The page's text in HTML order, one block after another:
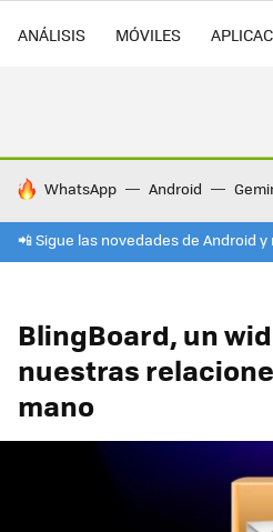
ANÁLISIS MÓVILES
HOY SE HABLA DE
WhatsApp Android
📲 Sigue las novedades de Android
BlingBoard, un
nuestras
mano